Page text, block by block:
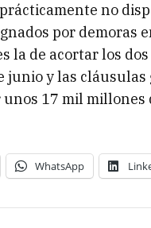
no
por demoras
la de acortar los
junio y las
17 mil millones
WhatsApp